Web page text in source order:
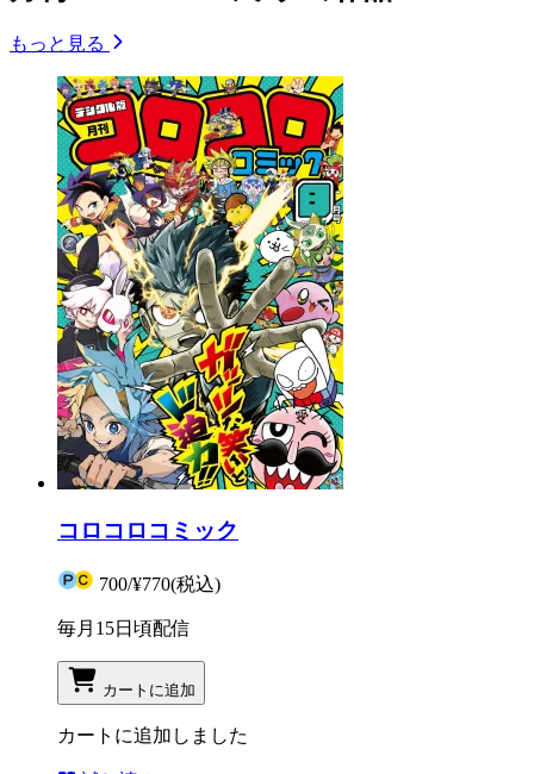
もっと見る
コロコロコミック
700/¥770(税込)
毎月15日頃配信
カートに追加
カートに追加しました